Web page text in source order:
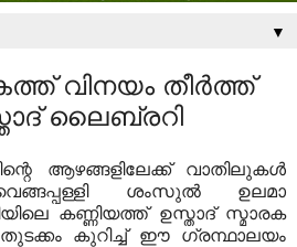
▼
വിനയം തീര്‍ത്ത്
ലൈബ്രറി
ആഴങ്ങളിലേക്ക് വാതിലുകള്‍
ശംസുല്‍ ഉലമാ
കണ്ണിയത്ത് ഉസ്താദ് സ്മാരക
കുറിച്ച് ഈ ഗ്രന്ഥാലയം